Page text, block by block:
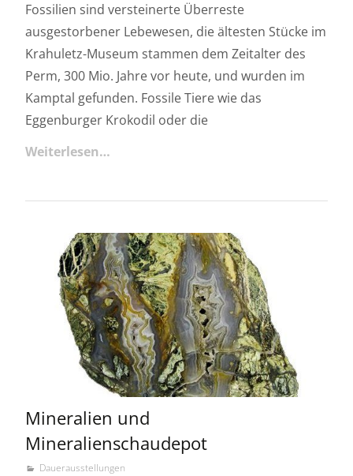
Fossilien sind versteinerte Überreste
ausgestorbener Lebewesen, die ältesten Stücke im
Krahuletz-Museum stammen dem Zeitalter des
Perm, 300 Mio. Jahre vor heute, und wurden im
Kamptal gefunden. Fossile Tiere wie das
Eggenburger Krokodil oder die
Weiterlesen…
Mineralien und
Mineralienschaudepot
Dauerausstellungen